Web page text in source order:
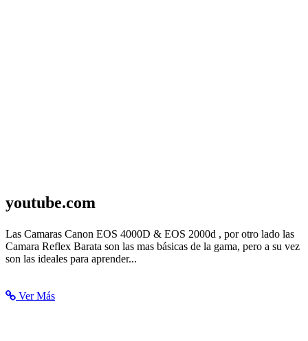
youtube.com
Canon EOS 4000D & EOS 2000d | Camara Reflex Barata -
YouTube
Las Camaras Canon EOS 4000D & EOS 2000d , por otro lado las
Camara Reflex Barata son las mas básicas de la gama, pero a su vez
son las ideales para aprender...
Ver Más